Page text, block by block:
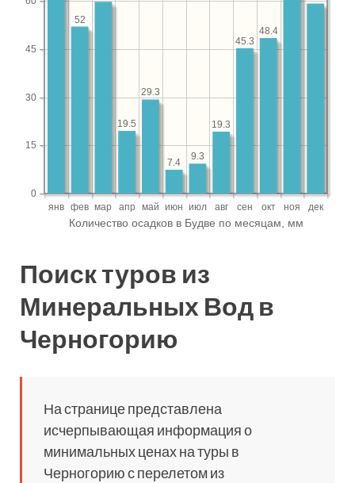
Поиск туров из
Минеральных Вод в
Черногорию
На странице представлена
исчерпывающая информация о
минимальных ценах на туры в
Черногорию с перелетом из